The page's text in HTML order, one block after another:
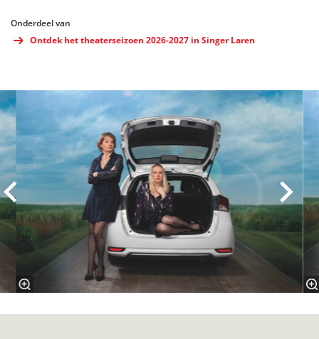
Onderdeel van
Ontdek het theaterseizoen 2026-2027 in Singer Laren
Overslaan